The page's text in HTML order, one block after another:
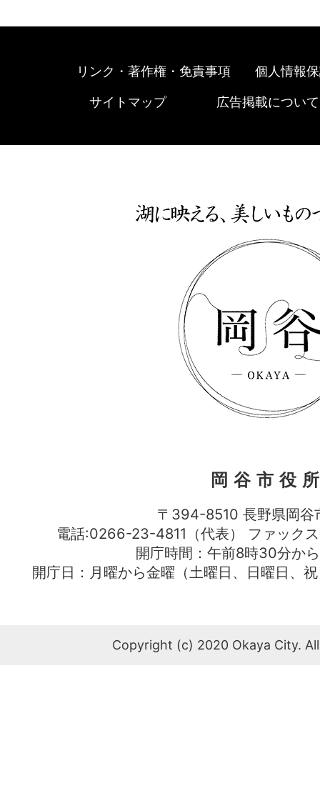
リンク・著作権・免責事項 個人情報
サイトマップ 広告掲載について
岡谷市役
〒394-8510 長野県岡谷
電話:0266-23-4811（代表） ファッ
開庁時間：午前8時30分か
開庁日：月曜から金曜（土曜日、日曜日、
Copyright (c) 2020 Okaya City.